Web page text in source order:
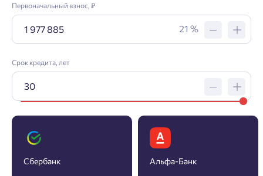
Первоначальный взнос, ₽
21 %
Срок кредита, лет
Сбербанк Альфа-Банк
Заявка на ипотеку